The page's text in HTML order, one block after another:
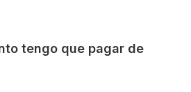
tengo que pagar de